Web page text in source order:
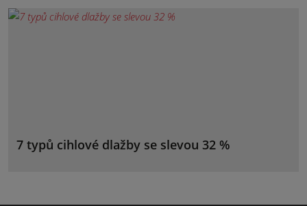
7 typů cihlové dlažby se slevou 32 %